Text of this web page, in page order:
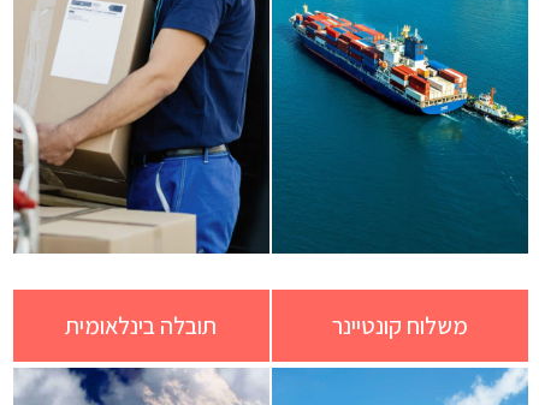
משלוח קונטיינר תובלה בינלאומית